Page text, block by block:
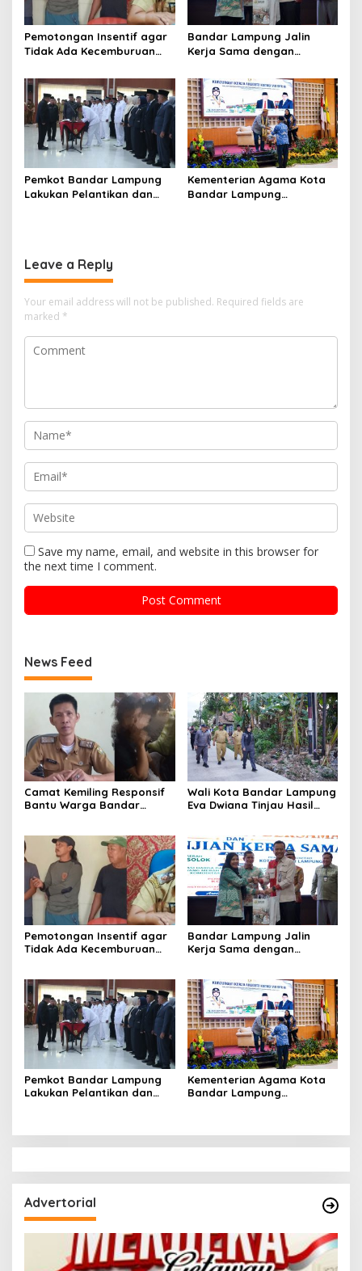
Pemotongan Insentif agar
Tidak Ada Kecemburuan
Kesepakatan Linmas
Pematang Wangi Bersama
Bandar Lampung Jalin
Kerja Sama dengan
Ketahanan Pangan dan
Kendalikan Inflasi
Pemkot Bandar Lampung
Lakukan Pelantikan dan
Kementerian Agama Kota
Bandar Lampung
Leave a Reply
Your email address will not be published. Required fields are
marked *
Save my name, email, and website in this browser for
the next time I comment.
News Feed
Camat Kemiling Responsif
Bantu Warga Bandar
Wali Kota Bandar Lampung
Eva Dwiana Tinjau Hasil
Pemotongan Insentif agar
Tidak Ada Kecemburuan
Pematang Wangi Bersama
Bandar Lampung Jalin
Kerja Sama dengan
Kendalikan Inflasi
Pemkot Bandar Lampung
Lakukan Pelantikan dan
Kementerian Agama Kota
Bandar Lampung
Advertorial